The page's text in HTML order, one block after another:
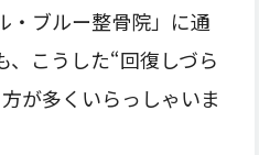
・ブルー整骨院」に通
、こうした“回復しづら
が多くいらっしゃいま